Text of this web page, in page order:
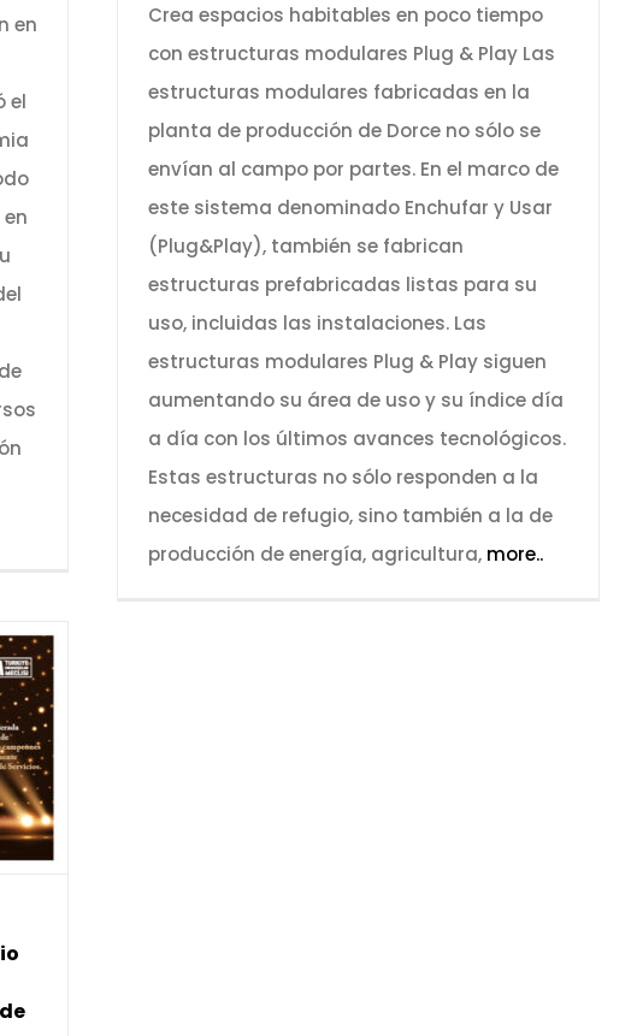
Crea espacios habitables en poco tiempo
con estructuras modulares Plug & Play Las
estructuras modulares fabricadas en la
planta de producción de Dorce no sólo se
envían al campo por partes. En el marco de
este sistema denominado Enchufar y Usar
(Plug&Play), también se fabrican
estructuras prefabricadas listas para su
uso, incluidas las instalaciones. Las
estructuras modulares Plug & Play siguen
aumentando su área de uso y su índice día
a día con los últimos avances tecnológicos.
Estas estructuras no sólo responden a la
necesidad de refugio, sino también a la de
producción de energía, agricultura, more..
en
el